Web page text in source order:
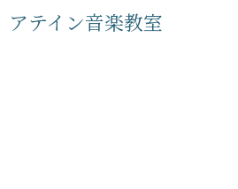
アテイン音楽教室